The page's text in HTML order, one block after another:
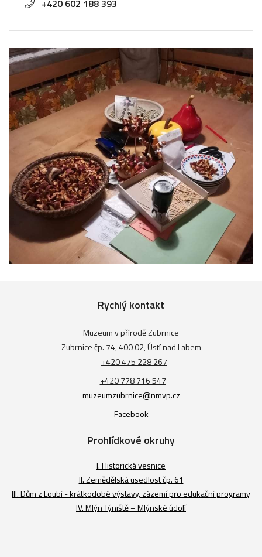
+420 602 188 393
Rychlý kontakt
Muzeum v přírodě Zubrnice
Zubrnice čp. 74, 400 02, Ústí nad Labem
+420 475 228 267
+420 778 716 547
muzeumzubrnice@nmvp.cz
Facebook
Prohlídkové okruhy
I. Historická vesnice
II. Zemědělská usedlost čp. 61
III. Dům z Loubí - krátkodobé výstavy, zázemí pro edukační programy
IV. Mlýn Týniště – Mlýnské údolí